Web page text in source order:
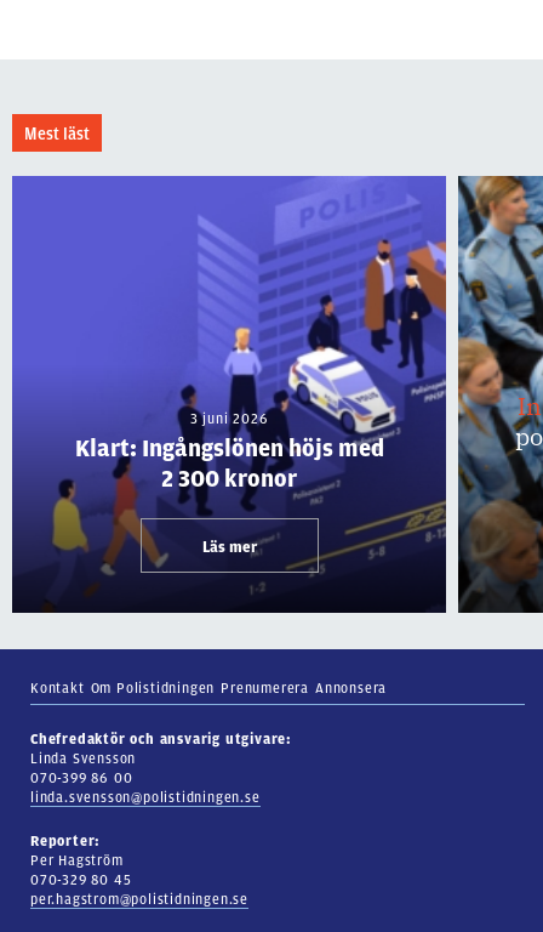
Mest läst
3 juni 2026
Klart: Ingångslönen höjs med
2 300 kronor
Läs mer
Kontakt Om Polistidningen Prenumerera Annonsera
Chefredaktör och ansvarig utgivare:
Linda Svensson
070-399 86 00
linda.svensson@polistidningen.se
Reporter:
Per Hagström
070-329 80 45
per.hagstrom@polistidningen.se